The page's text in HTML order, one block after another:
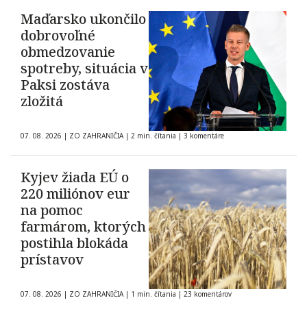
Maďarsko ukončilo
dobrovoľné
obmedzovanie
spotreby, situácia v
Paksi zostáva
zložitá
07. 08. 2026 | ZO ZAHRANIČIA | 2 min. čítania | 3 komentáre
Kyjev žiada EÚ o
220 miliónov eur
na pomoc
farmárom, ktorých
postihla blokáda
prístavov
07. 08. 2026 | ZO ZAHRANIČIA | 1 min. čítania | 23 komentárov